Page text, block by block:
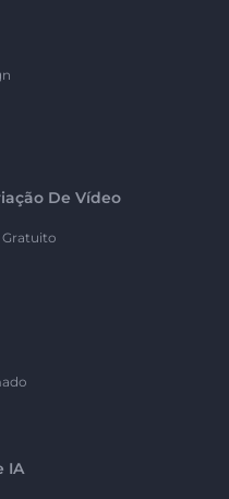
De Vídeo
Gratuito
IA